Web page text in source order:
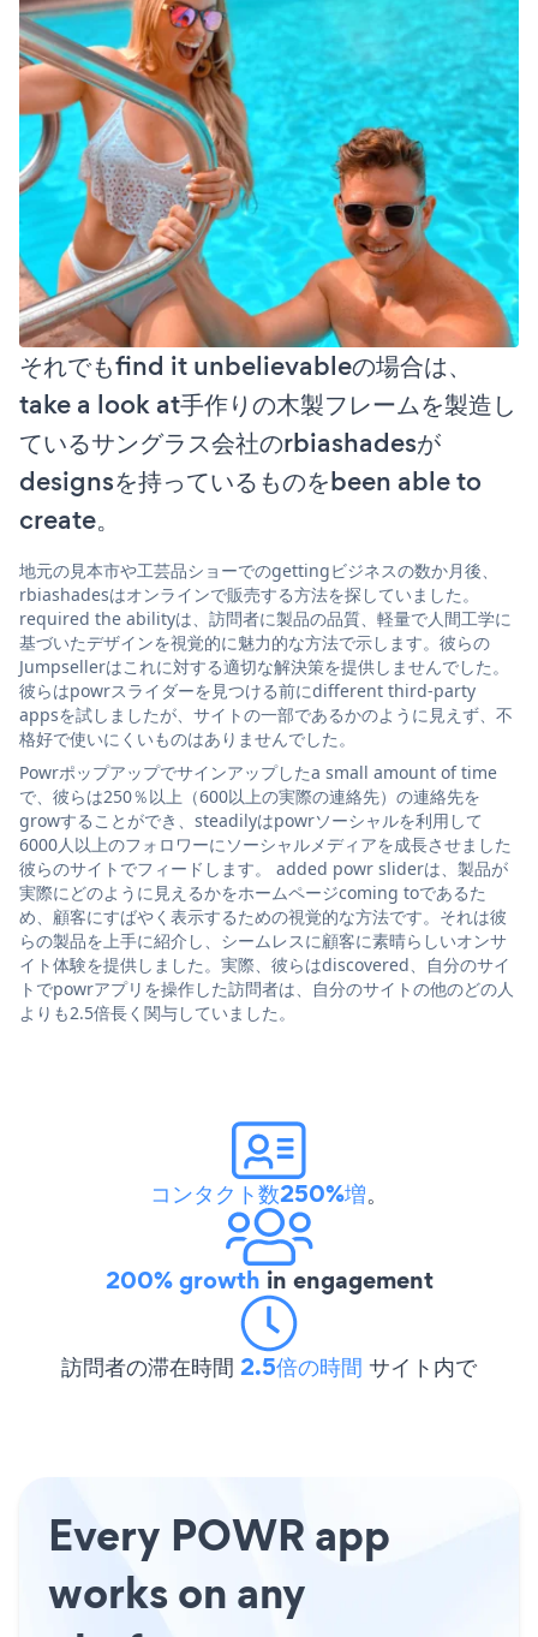
それでもfind it unbelievableの場合は、
take a look at手作りの木製フレームを製造し
ているサングラス会社のrbiashadesが
designsを持っているものをbeen able to
create。
地元の見本市や工芸品ショーでのgettingビジネスの数か月後、
rbiashadesはオンラインで販売する方法を探していました。
required the abilityは、訪問者に製品の品質、軽量で人間工学に
基づいたデザインを視覚的に魅力的な方法で示します。彼らの
Jumpsellerはこれに対する適切な解決策を提供しませんでした。
彼らはpowrスライダーを見つける前にdifferent third-party
appsを試しましたが、サイトの一部であるかのように見えず、不
格好で使いにくいものはありませんでした。
Powrポップアップでサインアップしたa small amount of time
で、彼らは250％以上（600以上の実際の連絡先）の連絡先を
growすることができ、steadilyはpowrソーシャルを利用して
6000人以上のフォロワーにソーシャルメディアを成長させました
彼らのサイトでフィードします。 added powr sliderは、製品が
実際にどのように見えるかをホームページcoming toであるた
め、顧客にすばやく表示するための視覚的な方法です。それは彼
らの製品を上手に紹介し、シームレスに顧客に素晴らしいオンサ
イト体験を提供しました。実際、彼らはdiscovered、自分のサイ
トでpowrアプリを操作した訪問者は、自分のサイトの他のどの人
よりも2.5倍長く関与していました。
コンタクト数250%増。
200% growth in engagement
訪問者の滞在時間 2.5倍の時間 サイト内で
Every POWR app
works on any